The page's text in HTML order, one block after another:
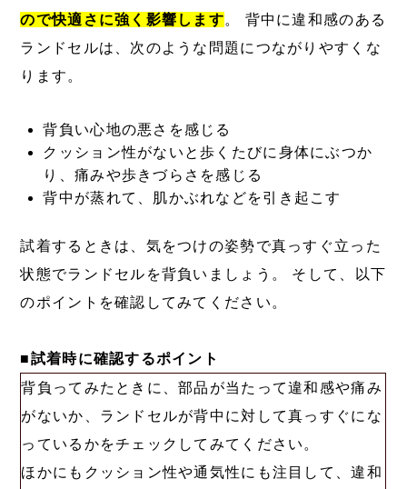
ので快適さに強く影響します。 背中に違和感のある
ランドセルは、次のような問題につながりやすくな
ります。
背負い心地の悪さを感じる
クッション性がないと歩くたびに身体にぶつか
り、痛みや歩きづらさを感じる
背中が蒸れて、肌かぶれなどを引き起こす
試着するときは、気をつけの姿勢で真っすぐ立った
状態でランドセルを背負いましょう。 そして、以下
のポイントを確認してみてください。
■試着時に確認するポイント
背負ってみたときに、部品が当たって違和感や痛み
がないか、ランドセルが背中に対して真っすぐにな
っているかをチェックしてみてください。
ほかにもクッション性や通気性にも注目して、違和